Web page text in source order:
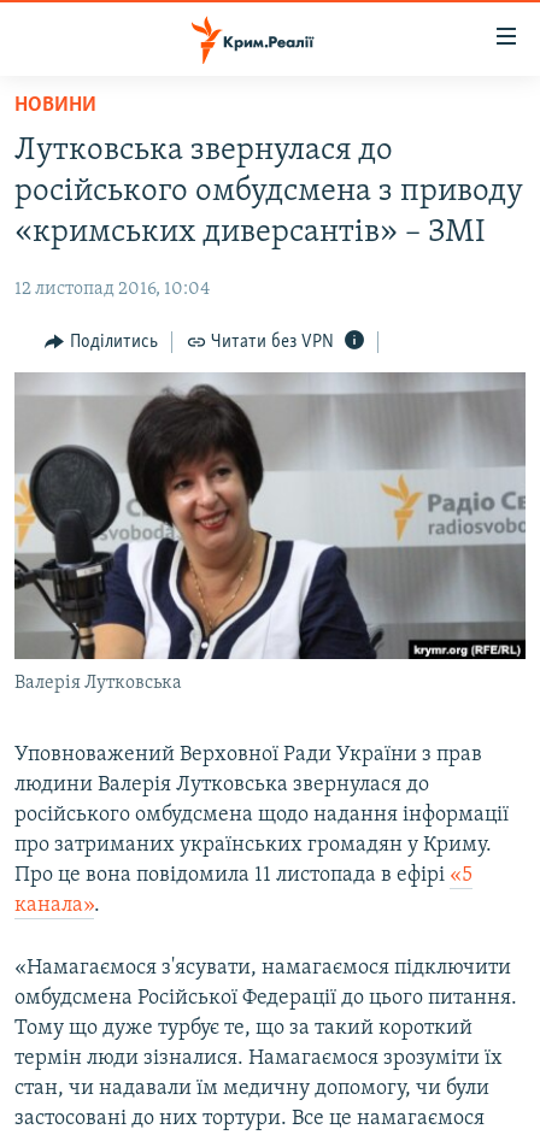
Перейти
основного
матеріалу
Перейти
до
основної
Перейти
до
пошуку
ВОДА.КРИМ
ВІДЕО ТА ФОТО
БЛОГИ
ПОГЛЯД
ВСЕ ЗА ДЕНЬ
СПЕЦПРОЕКТИ
ДЕПОРТАЦІЯ
ВІДЕОУРОКИ «ELIFBE»
СВІДЧЕННЯ ОКУПАЦІЇ
УКРАЇНСЬКА ПРОБЛЕМА КРИМУ
ІНФОГРАФІКА
ЯК ОБІЙТИ БЛОКУВАННЯ
Русский
Qırımtatar
ДОЛУЧАЙСЯ!
Усі сайти RFE/RL
НОВИНИ
Лутковська звернулася до
російського омбудсмена з приводу
«кримських диверсантів» – ЗМІ
12 листопад 2016, 10:04
Поділитись Читати без VPN
Валерія Лутковська
Уповноважений Верховної Ради України з прав
людини Валерія Лутковська звернулася до
російського омбудсмена щодо надання інформації
про затриманих українських громадян у Криму.
Про це вона повідомила 11 листопада в ефірі​ «5
канала».
«Намагаємося з'ясувати, намагаємося підключити
омбудсмена Російської Федерації до цього питання.
Тому що дуже турбує те, що за такий короткий
термін люди зізналися. Намагаємося зрозуміти їх
стан, чи надавали їм медичну допомогу, чи були
застосовані до них тортури. Все це намагаємося